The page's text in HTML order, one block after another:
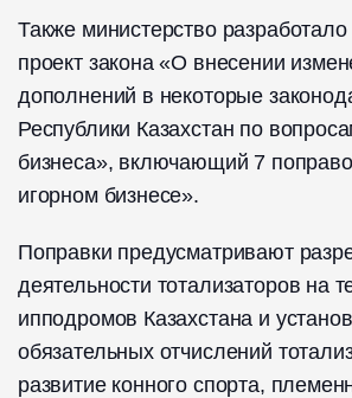
Также министерство
проект закона «О внесении
дополнений в некоторые
Республики Казахстан по
бизнеса», включающий 7
игорном бизнесе».
Поправки предусматривают
деятельности тотализаторов на
ипподромов Казахстана и
обязательных отчислений
развитие конного спорта,